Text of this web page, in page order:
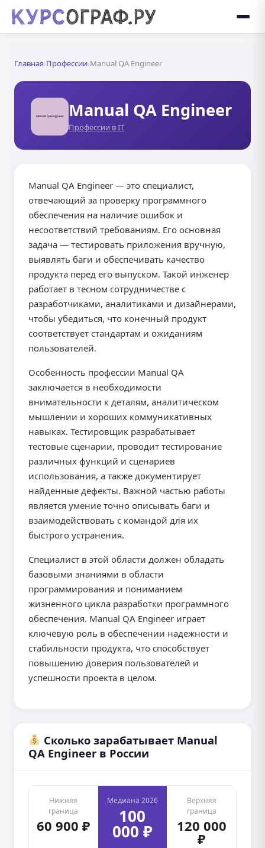
Главная›Профессии›Manual QA Engineer
Manual QA Engineer
Профессии в IT
Manual QA Engineer — это специалист,
отвечающий за проверку программного
обеспечения на наличие ошибок и
несоответствий требованиям. Его основная
задача — тестировать приложения вручную,
выявлять баги и обеспечивать качество
продукта перед его выпуском. Такой инженер
работает в тесном сотрудничестве с
разработчиками, аналитиками и дизайнерами,
чтобы убедиться, что конечный продукт
соответствует стандартам и ожиданиям
пользователей.
Особенность профессии Manual QA
заключается в необходимости
внимательности к деталям, аналитическом
мышлении и хороших коммуникативных
навыках. Тестировщик разрабатывает
тестовые сценарии, проводит тестирование
различных функций и сценариев
использования, а также документирует
найденные дефекты. Важной частью работы
является умение точно описывать баги и
взаимодействовать с командой для их
быстрого устранения.
Специалист в этой области должен обладать
базовыми знаниями в области
программирования и пониманием
жизненного цикла разработки программного
обеспечения. Manual QA Engineer играет
ключевую роль в обеспечении надежности и
стабильности продукта, что способствует
повышению доверия пользователей и
успешности проекта в целом.
Сколько зарабатывает Manual
QA Engineer в России
Нижняя
граница
60 900 ₽
Медиана 2026
100
000 ₽
Верхняя
граница
120 000
₽